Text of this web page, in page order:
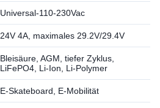
Universal-110-230Vac
24V 4A, maximales 29.2V/29.4V
Bleisäure, AGM, tiefer Zyklus,
LiFePO4, Li-Ion, Li-Polymer
E-Skateboard, E-Mobilität